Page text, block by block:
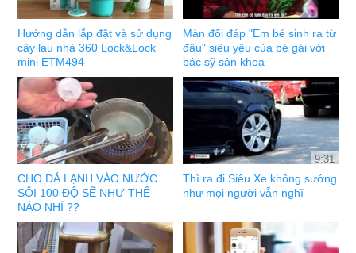
Hướng dẫn lắp đặt và sử dụng
cây lau nhà 360 Lock&Lock
mini ETM494
Màn đối đáp "Em bé sinh ra từ
đâu" siêu yêu của bé gái với
bác sỹ sản khoa
CHO ĐÁ LẠNH VÀO NƯỚC
SÔI 100 ĐỘ SẼ NHƯ THẾ
NÀO NHỈ ??
9:31
Thì ra đi Siêu Xe không sướng
như mọi người vẫn nghĩ